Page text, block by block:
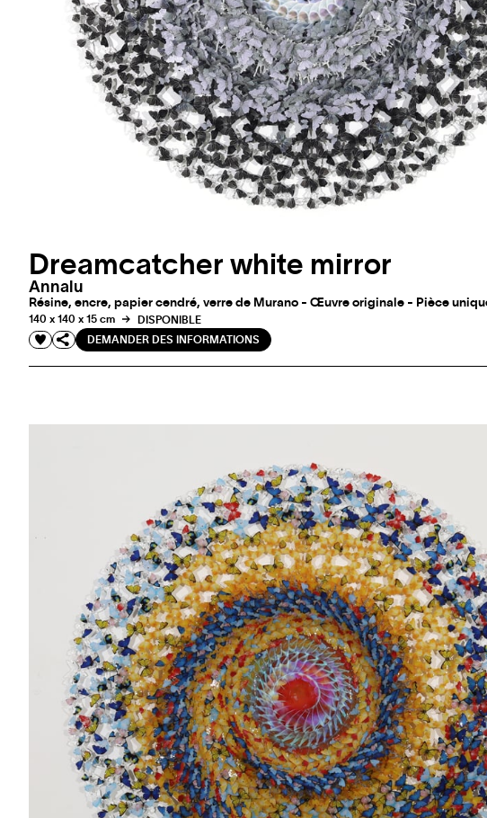
Dreamcatcher white mirror
Annalu
Résine, encre, papier cendré, verre de Murano - Œuvre originale - Pièce
140 x 140 x 15 cm
DISPONIBLE
DEMANDER DES INFORMATIONS